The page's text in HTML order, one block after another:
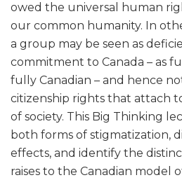
owed the universal human
our common humanity. In
a group may be seen as
commitment to Canada – as
fully Canadian – and hence
citizenship rights that attach
of society. This Big Thinking
both forms of stigmatization,
effects, and identify the
raises to the Canadian model